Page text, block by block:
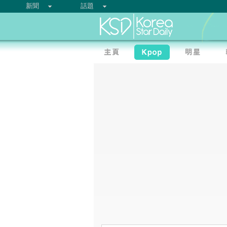
新聞 話題